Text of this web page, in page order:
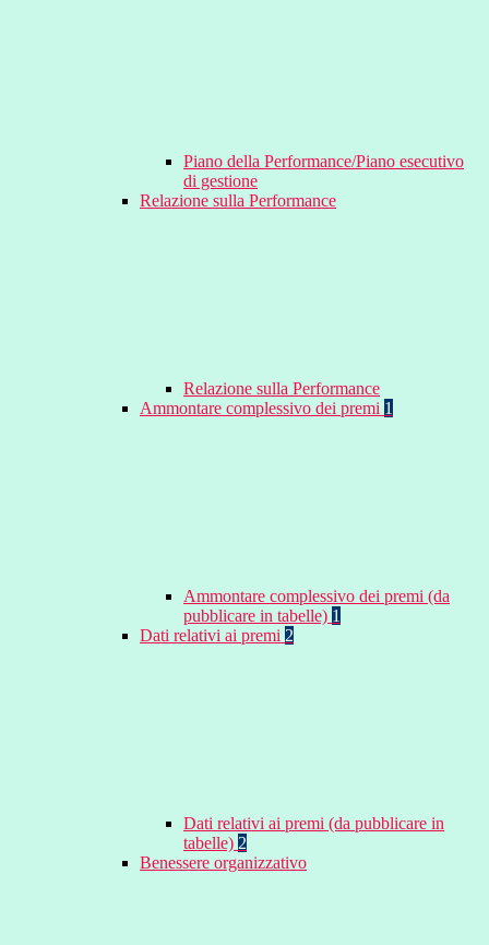
Piano della Performance/Piano esecutivo
di gestione
Relazione sulla Performance
Relazione sulla Performance
Ammontare complessivo dei premi 1
Ammontare complessivo dei premi (da
pubblicare in tabelle) 1
Dati relativi ai premi 2
Dati relativi ai premi (da pubblicare in
tabelle) 2
Benessere organizzativo